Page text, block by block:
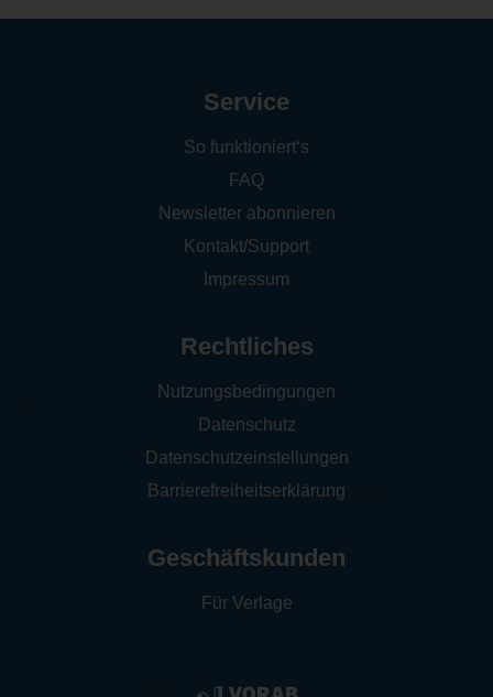
Service
So funktioniert‘s
FAQ
Newsletter abonnieren
Kontakt/Support
Impressum
Rechtliches
Nutzungsbedingungen
Datenschutz
Datenschutzeinstellungen
Barrierefreiheitserklärung
Geschäftskunden
Für Verlage